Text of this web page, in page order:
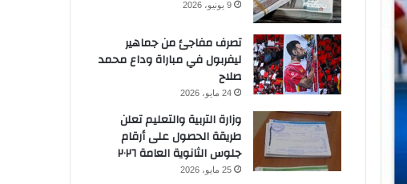
9 يونيو، 2026
تصرف مفاجئ من جماهير
ليفربول في مباراة وداع محمد
صلاح
24 مايو، 2026
وزارة التربية والتعليم تعلن
طريقة الحصول على أرقام
جلوس الثانوية العامة ٢٠٢٦
25 مايو، 2026